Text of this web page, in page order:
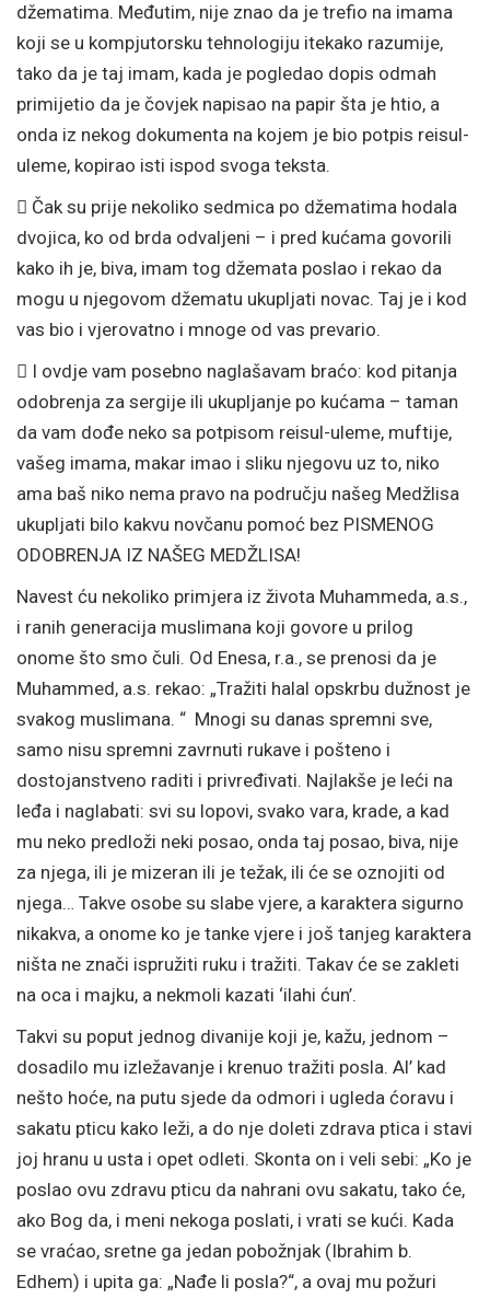
džematima. Međutim, nije znao da je trefio na imama
koji se u kompjutorsku tehnologiju itekako razumije,
tako da je taj imam, kada je pogledao dopis odmah
primijetio da je čovjek napisao na papir šta je htio, a
onda iz nekog dokumenta na kojem je bio potpis reisul-
uleme, kopirao isti ispod svoga teksta.
 Čak su prije nekoliko sedmica po džematima hodala
dvojica, ko od brda odvaljeni – i pred kućama govorili
kako ih je, biva, imam tog džemata poslao i rekao da
mogu u njegovom džematu ukupljati novac. Taj je i kod
vas bio i vjerovatno i mnoge od vas prevario.
 I ovdje vam posebno naglašavam braćo: kod pitanja
odobrenja za sergije ili ukupljanje po kućama – taman
da vam dođe neko sa potpisom reisul-uleme, muftije,
vašeg imama, makar imao i sliku njegovu uz to, niko
ama baš niko nema pravo na području našeg Medžlisa
ukupljati bilo kakvu novčanu pomoć bez PISMENOG
ODOBRENJA IZ NAŠEG MEDŽLISA!
Navest ću nekoliko primjera iz života Muhammeda, a.s.,
i ranih generacija muslimana koji govore u prilog
onome što smo čuli. Od Enesa, r.a., se prenosi da je
Muhammed, a.s. rekao: „Tražiti halal opskrbu dužnost je
svakog muslimana. “ Mnogi su danas spremni sve,
samo nisu spremni zavrnuti rukave i pošteno i
dostojanstveno raditi i privređivati. Najlakše je leći na
leđa i naglabati: svi su lopovi, svako vara, krade, a kad
mu neko predloži neki posao, onda taj posao, biva, nije
za njega, ili je mizeran ili je težak, ili će se oznojiti od
njega… Takve osobe su slabe vjere, a karaktera sigurno
nikakva, a onome ko je tanke vjere i još tanjeg karaktera
ništa ne znači ispružiti ruku i tražiti. Takav će se zakleti
na oca i majku, a nekmoli kazati ‘ilahi ćun’.
Takvi su poput jednog divanije koji je, kažu, jednom –
dosadilo mu izležavanje i krenuo tražiti posla. Al’ kad
nešto hoće, na putu sjede da odmori i ugleda ćoravu i
sakatu pticu kako leži, a do nje doleti zdrava ptica i stavi
joj hranu u usta i opet odleti. Skonta on i veli sebi: „Ko je
poslao ovu zdravu pticu da nahrani ovu sakatu, tako će,
ako Bog da, i meni nekoga poslati, i vrati se kući. Kada
se vraćao, sretne ga jedan pobožnjak (Ibrahim b.
Edhem) i upita ga: „Nađe li posla?“, a ovaj mu požuri